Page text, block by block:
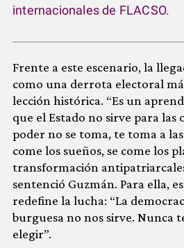
internacionales de FLACSO.
Frente a este escenario, la
como una derrota electoral
lección histórica. “Es un
que el Estado no sirve para las
poder no se toma, te toma a
come los sueños, se come los
transformación
sentenció Guzmán. Para ella,
redefine la lucha: “La
burguesa no nos sirve. Nunca
elegir”.